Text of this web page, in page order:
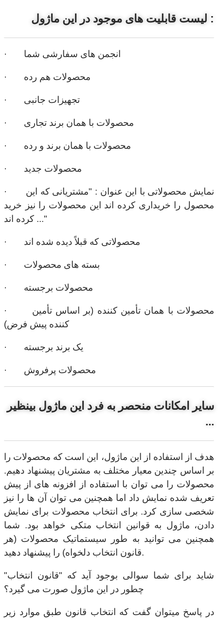
لیست قابلیت های موجود در این ماژول :
· انجمن های سفارشی شما
· محصولات هم رده
· تجهیزات جانبی
· محصولات با همان برند تجاری
· محصولات با همان برند و رده
· محصولات جدید
· نمایش محصولاتی با این عنوان : "مشتریانی که این
محصول را خریداری کرده اند این محصولات را نیز خرید
کرده اند ..."
· محصولاتی که قبلاً دیده شده اند
· بسته های محصولات
· محصولات برجسته
· محصولات با همان تأمین کننده (بر اساس تأمین
کننده پیش فرض)
· یک برند برجسته
· محصولات پرفروش
سایر امکانات منحصر به فرد این ماژول بینظیر
...
هدف از استفاده از این ماژول، این است که محصولات را
بر اساس چندین معیار مختلف به مشتریان پیشنهاد دهیم.
محصولات را می توان با استفاده از افزونه های از پیش
تعریف شده نمایش داد اما همچنین می توان آن ها را نیز
شخصی سازی کرد. برای انتخاب محصولات برای نمایش
دادن، ماژول به قوانین انتخاب متکی خواهد بود. شما
همچنین می توانید به طور سیستماتیک محصولات (هر
قانون انتخاب دلخواه) را پیشنهاد دهید.
شاید برای شما سوالی بوجود آید که "قانون انتخاب"
چطور در این ماژول صورت می گیرد؟
در پاسخ می­توان گفت که انتخاب قانون طبق موارد زیر